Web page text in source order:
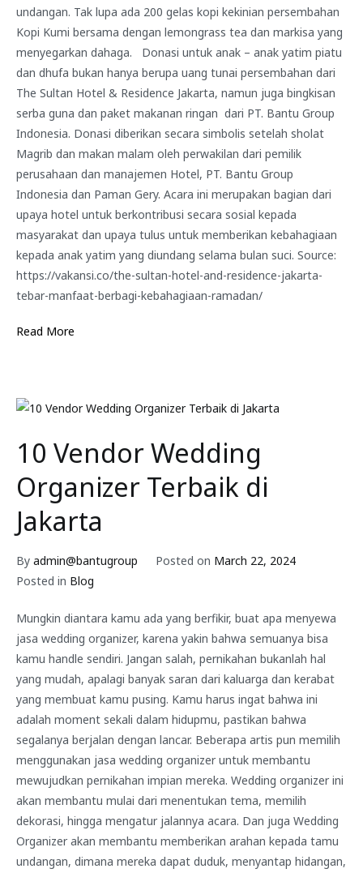
undangan. Tak lupa ada 200 gelas kopi kekinian persembahan
Kopi Kumi bersama dengan lemongrass tea dan markisa yang
menyegarkan dahaga. Donasi untuk anak – anak yatim piatu
dan dhufa bukan hanya berupa uang tunai persembahan dari
The Sultan Hotel & Residence Jakarta, namun juga bingkisan
serba guna dan paket makanan ringan dari PT. Bantu Group
Indonesia. Donasi diberikan secara simbolis setelah sholat
Magrib dan makan malam oleh perwakilan dari pemilik
perusahaan dan manajemen Hotel, PT. Bantu Group
Indonesia dan Paman Gery. Acara ini merupakan bagian dari
upaya hotel untuk berkontribusi secara sosial kepada
masyarakat dan upaya tulus untuk memberikan kebahagiaan
kepada anak yatim yang diundang selama bulan suci. Source:
https://vakansi.co/the-sultan-hotel-and-residence-jakarta-
tebar-manfaat-berbagi-kebahagiaan-ramadan/
Read More
10 Vendor Wedding
Organizer Terbaik di
Jakarta
By admin@bantugroup Posted on March 22, 2024
Posted in Blog
Mungkin diantara kamu ada yang berfikir, buat apa menyewa
jasa wedding organizer, karena yakin bahwa semuanya bisa
kamu handle sendiri. Jangan salah, pernikahan bukanlah hal
yang mudah, apalagi banyak saran dari kaluarga dan kerabat
yang membuat kamu pusing. Kamu harus ingat bahwa ini
adalah moment sekali dalam hidupmu, pastikan bahwa
segalanya berjalan dengan lancar. Beberapa artis pun memilih
menggunakan jasa wedding organizer untuk membantu
mewujudkan pernikahan impian mereka. Wedding organizer ini
akan membantu mulai dari menentukan tema, memilih
dekorasi, hingga mengatur jalannya acara. Dan juga Wedding
Organizer akan membantu memberikan arahan kepada tamu
undangan, dimana mereka dapat duduk, menyantap hidangan,